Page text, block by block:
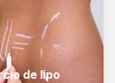
de lipo